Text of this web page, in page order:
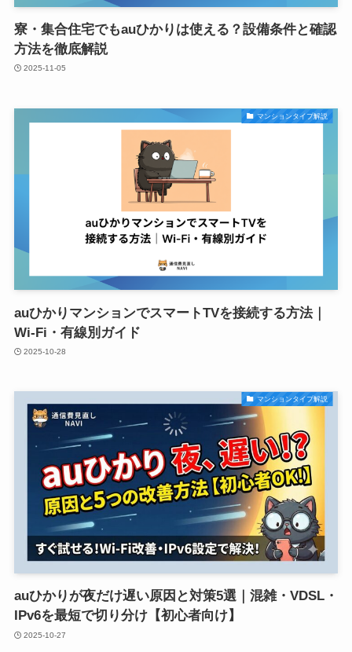
寮・集合住宅でもauひかりは使える？設備条件と確認
方法を徹底解説
2025-11-05
マンションタイプ解説
auひかりマンションでスマートTVを接続する方法｜
Wi-Fi・有線別ガイド
2025-10-28
マンションタイプ解説
auひかりが夜だけ遅い原因と対策5選｜混雑・VDSL・
IPv6を最短で切り分け【初心者向け】
2025-10-27